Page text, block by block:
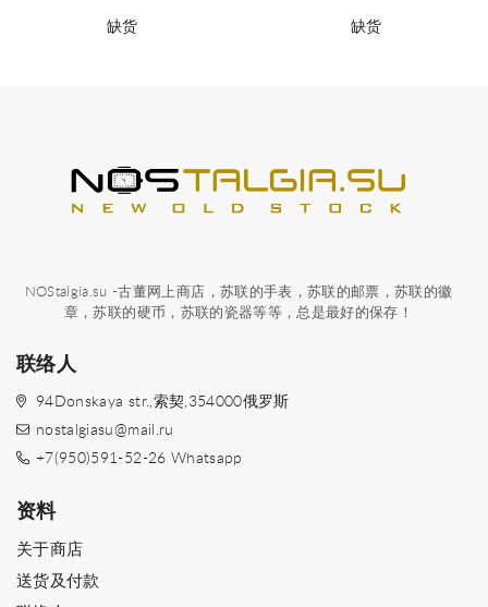
缺货 缺货
NOStalgia.su -古董网上商店，苏联的手表，苏联的邮票，苏联的徽
章，苏联的硬币，苏联的瓷器等等，总是最好的保存！
联络人
94Donskaya str.,索契,354000俄罗斯
nostalgiasu@mail.ru
+7(950)591-52-26 Whatsapp
资料
关于商店
送货及付款